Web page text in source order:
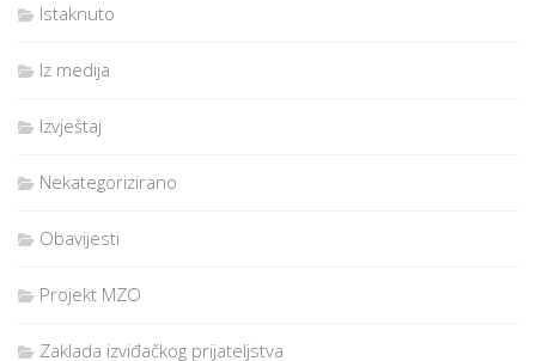
Istaknuto
Iz medija
Izvještaj
Nekategorizirano
Obavijesti
Projekt MZO
Zaklada izviđačkog prijateljstva